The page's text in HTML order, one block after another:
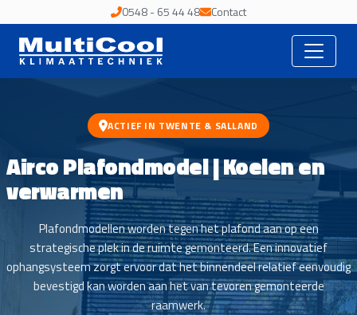
0548 - 65 44 48 Contact
ACTIEF IN TWENTE & SALLAND
Airco Plafondmodel | Koelen en
verwarmen
Plafondmodellen worden tegen het plafond aan op een
strategische plek in de ruimte gemonteerd. Een innovatief
ophangsysteem zorgt ervoor dat het binnendeel relatief eenvoudig
bevestigd kan worden aan het van tevoren gemonteerde
raamwerk.